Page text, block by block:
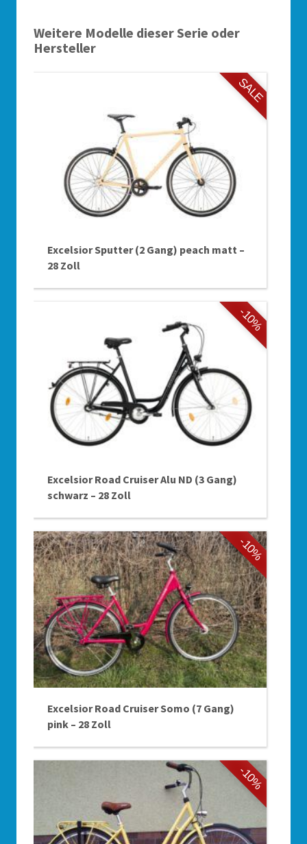
Weitere Modelle dieser Serie oder
Hersteller
SALE
Excelsior Sputter (2 Gang) peach matt –
28 Zoll
-10%
Excelsior Road Cruiser Alu ND (3 Gang)
schwarz – 28 Zoll
-10%
Excelsior Road Cruiser Somo (7 Gang)
pink – 28 Zoll
-10%